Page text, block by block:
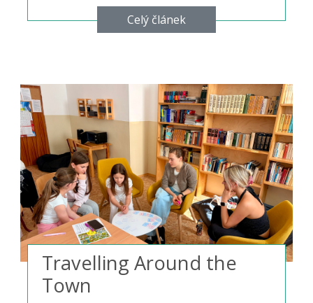
Celý článek
Travelling Around the
Town